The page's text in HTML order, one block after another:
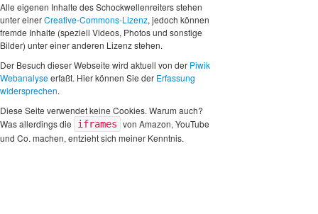
Alle eigenen Inhalte des Schockwellenreiters stehen
unter einerCreative-Commons-Lizenz, jedoch können
fremde Inhalte (speziell Videos, Photos und sonstige
Bilder) unter einer anderen Lizenz stehen.
Der Besuch dieser Webseite wird aktuell von der Piwik
Webanalyseerfaßt. Hier können Sie der Erfassung
widersprechen.
Diese Seite verwendet keine Cookies. Warum auch?
Was allerdings die
iframes von Amazon, YouTube
und Co. machen, entzieht sich meiner Kenntnis.